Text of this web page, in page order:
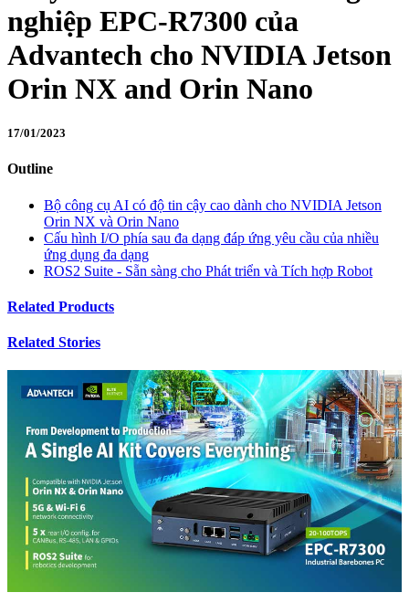
nghiệp EPC-R7300 của
Advantech cho NVIDIA Jetson
Orin NX and Orin Nano
17/01/2023
Outline
Bộ công cụ AI có độ tin cậy cao dành cho NVIDIA Jetson
Orin NX và Orin Nano
Cấu hình I/O phía sau đa dạng đáp ứng yêu cầu của nhiều
ứng dụng đa dạng
ROS2 Suite - Sẵn sàng cho Phát triển và Tích hợp Robot
Related Products
Related Stories